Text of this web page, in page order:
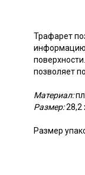
Трафарет
позволяет
Материал:
Размер:28,2
Размер